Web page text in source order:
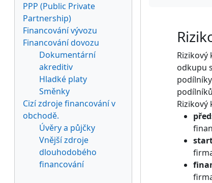
Rizikový
odkupu
PPP (Public Private
Partnership)
Financování vývozu
Financování dovozu
Dokumentární
akreditiv
Hladké platy
Směnky
Cizí zdroje financování v
obchodě.
Úvěry a půjčky
Vnější zdroje
dlouhodobého
financování